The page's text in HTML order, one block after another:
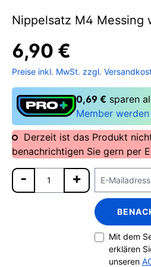
Nippelsatz M4 Messing
6,90 €
Preise inkl. MwSt. zzgl.
0,69 € sparen
Member
Derzeit ist das Produkt
benachrichtigen Sie gern per
Mit dem
erklären
unseren